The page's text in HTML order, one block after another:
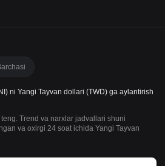
ni Yangi Tayvan dollari (TWD) ga aylantirish
Trend va narxlar jadvallari shuni
va oxirgi 24 soat ichida Yangi Tayvan